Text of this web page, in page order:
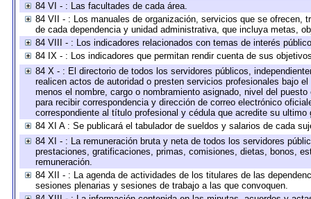
84 VI - : Las facultades de cada área.
84 VII - : Los manuales de organización, servicios que se
de cada dependencia y unidad administrativa, que incluya metas,
84 VIII - : Los indicadores relacionados con temas de interés
84 IX - : Los indicadores que permitan rendir cuenta de sus
84 X - : El directorio de todos los servidores públicos,
realicen actos de autoridad o presten servicios profesionales bajo
menos el nombre, cargo o nombramiento asignado, nivel del
para recibir correspondencia y dirección de correo electrónico
correspondiente al título profesional y cédula que acredite su ultimo
84 XI A : Se publicará el tabulador de sueldos y salarios de cada
84 XI - : La remuneración bruta y neta de todos los servidores
prestaciones, gratificaciones, primas, comisiones, dietas, bonos,
remuneración.
84 XII - : La agenda de actividades de los titulares de las
sesiones plenarias y sesiones de trabajo a las que convoquen.